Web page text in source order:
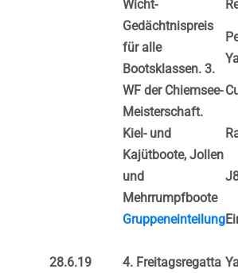
Wicht-
Gedächtnispreis
für alle
Bootsklassen. 3.
WF der Chiemsee-
Meisterschaft.
Kiel- und
Kajütboote, Jollen
und
Mehrrumpfboote
Gruppeneinteilung
28.6.19 4. Freitagsregatta